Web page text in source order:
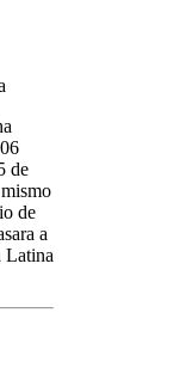
de
de
a
Latina